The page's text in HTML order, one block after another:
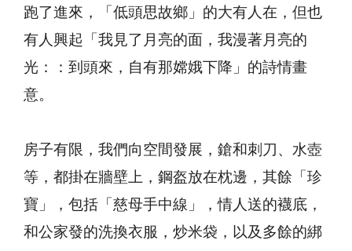
跑了進來，「低頭思故鄉」的大有人在，但也
有人興起「我見了月亮的面，我漫著月亮的
光：：到頭來，自有那嫦娥下降」的詩情畫
意。
房子有限，我們向空間發展，鎗和刺刀、水壺
等，都掛在牆壁上，鋼盔放在枕邊，其餘「珍
寶」，包括「慈母手中線」，情人送的襪底，
和公家發的洗換衣服，炒米袋，以及多餘的綁